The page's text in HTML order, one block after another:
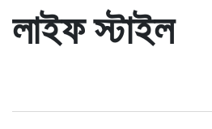
লাইফ স্টাইল